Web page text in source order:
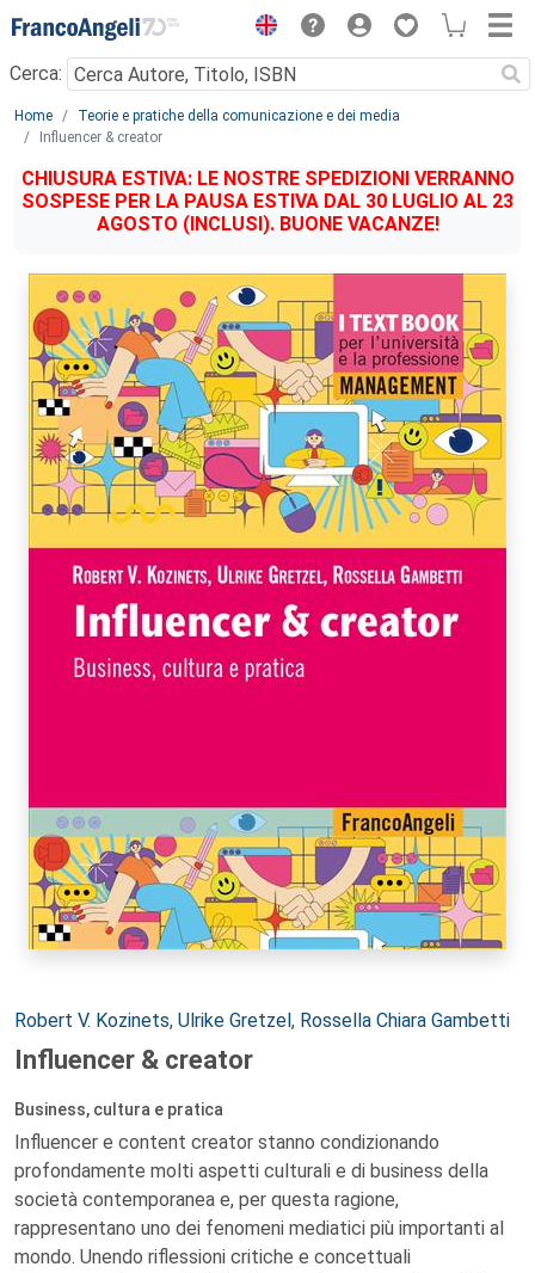
Menu
Cerca:
Main content
Home
Teorie e pratiche della comunicazione e dei media
Influencer & creator
CHIUSURA ESTIVA: LE NOSTRE SPEDIZIONI VERRANNO
SOSPESE PER LA PAUSA ESTIVA DAL 30 LUGLIO AL 23
AGOSTO (INCLUSI). BUONE VACANZE!
Autori:
Robert V. Kozinets, Ulrike Gretzel, Rossella Chiara Gambetti
Influencer & creator
Business, cultura e pratica
Influencer e content creator stanno condizionando
profondamente molti aspetti culturali e di business della
società contemporanea e, per questa ragione,
rappresentano uno dei fenomeni mediatici più importanti al
mondo. Unendo riflessioni critiche e concettuali